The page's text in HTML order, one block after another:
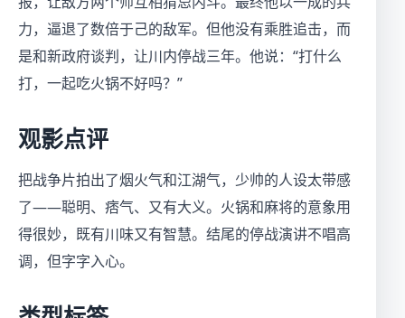
力，逼退了数倍于己的敌军。但他没有乘胜追击，而
是和新政府谈判，让川内停战三年。他说：“打什么
打，一起吃火锅不好吗？”
观影点评
把战争片拍出了烟火气和江湖气，少帅的人设太带感
了——聪明、痞气、又有大义。火锅和麻将的意象用
得很妙，既有川味又有智慧。结尾的停战演讲不唱高
调，但字字入心。